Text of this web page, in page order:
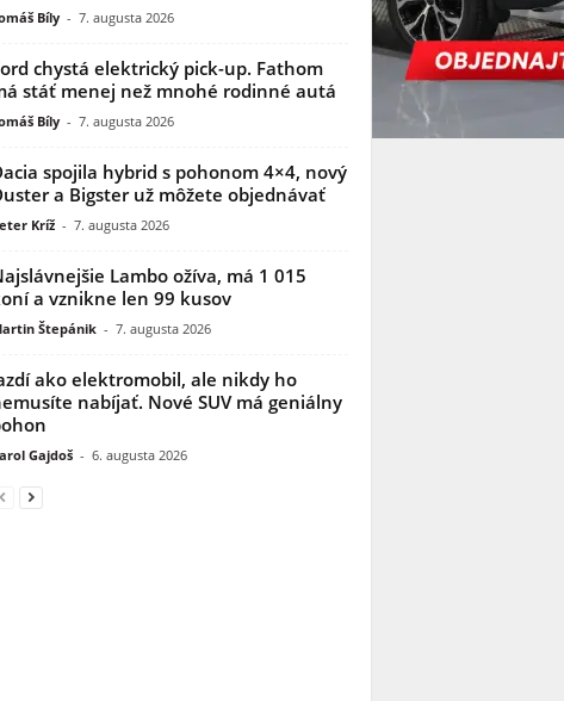
Bíly - 7. augusta 2026
chystá elektrický pick-up. Fathom
stáť menej než mnohé rodinné autá
Bíly - 7. augusta 2026
spojila hybrid s pohonom 4×4, nový
a Bigster už môžete objednávať
Kríž - 7. augusta 2026
Lambo ožíva, má 1 015
a vznikne len 99 kusov
Štepánik - 7. augusta 2026
ako elektromobil, ale nikdy ho
nabíjať. Nové SUV má geniálny
Gajdoš - 6. augusta 2026